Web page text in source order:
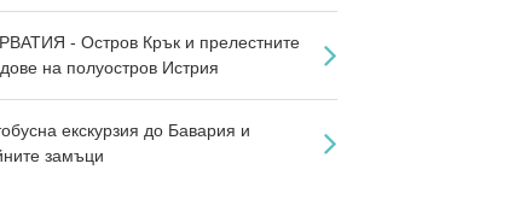
- Остров Крък и прелестните
на полуостров Истрия
екскурзия до Бавария и
замъци